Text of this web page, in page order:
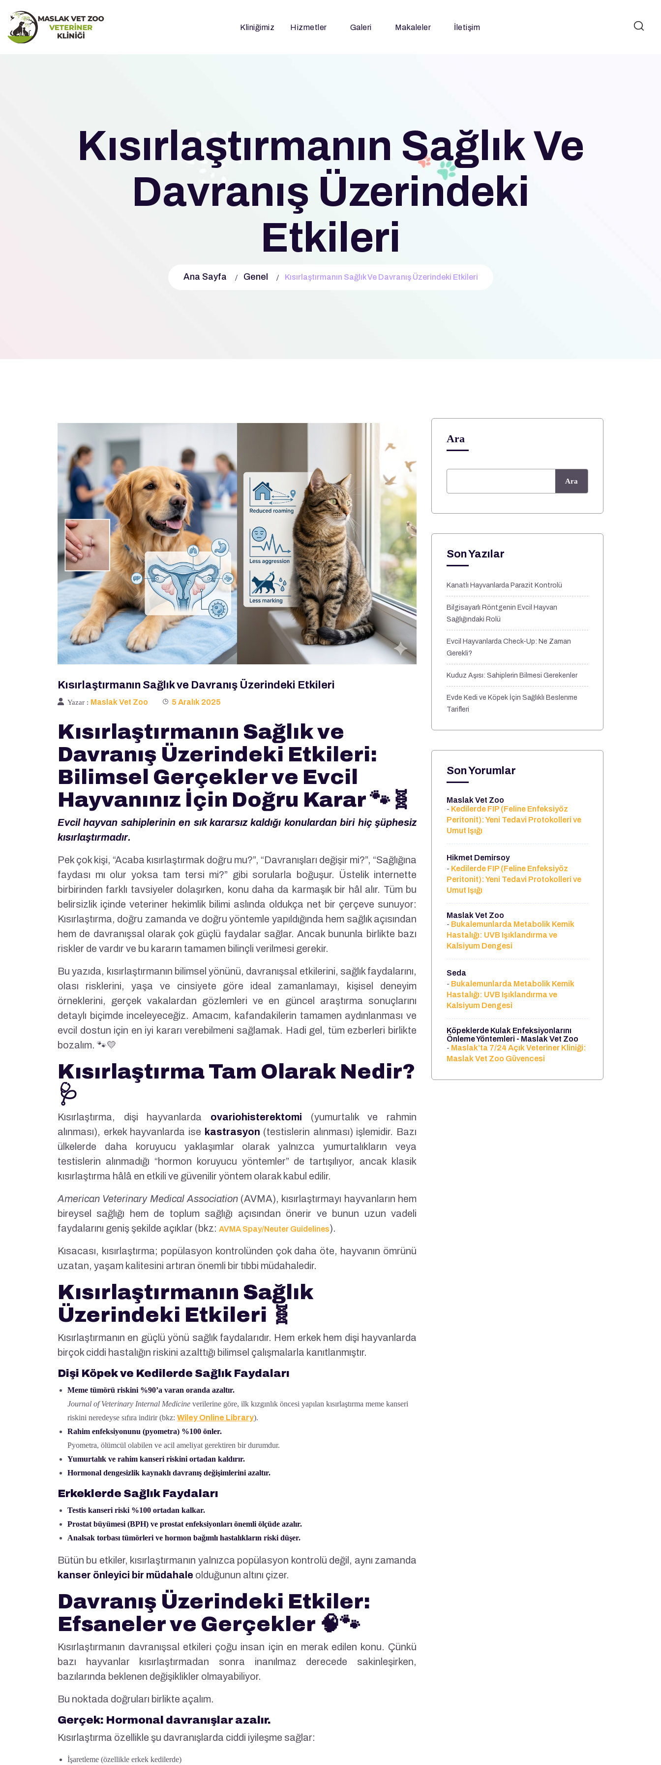
Kliniğimiz Hizmetler Galeri Makaleler İletişim
Kısırlaştırmanın Sağlık Ve
Davranış Üzerindeki
Etkileri
Ana Sayfa Genel Kısırlaştırmanın Sağlık Ve Davranış Üzerindeki Etkileri
Kısırlaştırmanın Sağlık ve Davranış Üzerindeki Etkileri
Yazar : Maslak Vet Zoo 5 Aralık 2025
Kısırlaştırmanın Sağlık ve
Davranış Üzerindeki Etkileri:
Bilimsel Gerçekler ve Evcil
Hayvanınız İçin Doğru Karar 🐾🧬
Evcil hayvan sahiplerinin en sık kararsız kaldığı konulardan biri hiç şüphesiz
kısırlaştırmadır.
Pek çok kişi, “Acaba kısırlaştırmak doğru mu?”, “Davranışları değişir mi?”, “Sağlığına
faydası mı olur yoksa tam tersi mi?” gibi sorularla boğuşur. Üstelik internette
birbirinden farklı tavsiyeler dolaşırken, konu daha da karmaşık bir hâl alır. Tüm bu
belirsizlik içinde veteriner hekimlik bilimi aslında oldukça net bir çerçeve sunuyor:
Kısırlaştırma, doğru zamanda ve doğru yöntemle yapıldığında hem sağlık açısından
hem de davranışsal olarak çok güçlü faydalar sağlar. Ancak bununla birlikte bazı
riskler de vardır ve bu kararın tamamen bilinçli verilmesi gerekir.
Bu yazıda, kısırlaştırmanın bilimsel yönünü, davranışsal etkilerini, sağlık faydalarını,
olası risklerini, yaşa ve cinsiyete göre ideal zamanlamayı, kişisel deneyim
örneklerini, gerçek vakalardan gözlemleri ve en güncel araştırma sonuçlarını
detaylı biçimde inceleyeceğiz. Amacım, kafandakilerin tamamen aydınlanması ve
evcil dostun için en iyi kararı verebilmeni sağlamak. Hadi gel, tüm ezberleri birlikte
bozalım. 🐾💛
Kısırlaştırma Tam Olarak Nedir?
🩺
Kısırlaştırma, dişi hayvanlarda ovariohisterektomi (yumurtalık ve rahmin
alınması), erkek hayvanlarda ise kastrasyon (testislerin alınması) işlemidir. Bazı
ülkelerde daha koruyucu yaklaşımlar olarak yalnızca yumurtalıkların veya
testislerin alınmadığı “hormon koruyucu yöntemler” de tartışılıyor, ancak klasik
kısırlaştırma hâlâ en etkili ve güvenilir yöntem olarak kabul edilir.
American Veterinary Medical Association(AVMA), kısırlaştırmayı hayvanların hem
bireysel sağlığı hem de toplum sağlığı açısından önerir ve bunun uzun vadeli
faydalarını geniş şekilde açıklar (bkz: AVMA Spay/Neuter Guidelines).
Kısacası, kısırlaştırma; popülasyon kontrolünden çok daha öte, hayvanın ömrünü
uzatan, yaşam kalitesini artıran önemli bir tıbbi müdahaledir.
Kısırlaştırmanın Sağlık
Üzerindeki Etkileri 🧬
Kısırlaştırmanın en güçlü yönü sağlık faydalarıdır. Hem erkek hem dişi hayvanlarda
birçok ciddi hastalığın riskini azalttığı bilimsel çalışmalarla kanıtlanmıştır.
Dişi Köpek ve Kedilerde Sağlık Faydaları
Meme tümörü riskini %90’a varan oranda azaltır.
Journal of Veterinary Internal Medicine verilerine göre, ilk kızgınlık öncesi yapılan kısırlaştırma meme kanseri
riskini neredeyse sıfıra indirir (bkz: Wiley Online Library).
Rahim enfeksiyonunu (pyometra) %100 önler.
Pyometra, ölümcül olabilen ve acil ameliyat gerektiren bir durumdur.
Yumurtalık ve rahim kanseri riskini ortadan kaldırır.
Hormonal dengesizlik kaynaklı davranış değişimlerini azaltır.
Erkeklerde Sağlık Faydaları
Testis kanseri riski %100 ortadan kalkar.
Prostat büyümesi (BPH) ve prostat enfeksiyonları önemli ölçüde azalır.
Analsak torbası tümörleri ve hormon bağımlı hastalıkların riski düşer.
Bütün bu etkiler, kısırlaştırmanın yalnızca popülasyon kontrolü değil, aynı zamanda
kanser önleyici bir müdahale olduğunun altını çizer.
Davranış Üzerindeki Etkiler:
Efsaneler ve Gerçekler 🧠🐾
Kısırlaştırmanın davranışsal etkileri çoğu insan için en merak edilen konu. Çünkü
bazı hayvanlar kısırlaştırmadan sonra inanılmaz derecede sakinleşirken,
bazılarında beklenen değişiklikler olmayabiliyor.
Bu noktada doğruları birlikte açalım.
Gerçek: Hormonal davranışlar azalır.
Kısırlaştırma özellikle şu davranışlarda ciddi iyileşme sağlar:
İşaretleme (özellikle erkek kedilerde)
Ara
Ara
Son Yazılar
Kanatlı Hayvanlarda Parazit Kontrolü
Bilgisayarlı Röntgenin Evcil Hayvan
Sağlığındaki Rolü
Evcil Hayvanlarda Check-Up: Ne Zaman
Gerekli?
Kuduz Aşısı: Sahiplerin Bilmesi Gerekenler
Evde Kedi ve Köpek İçin Sağlıklı Beslenme
Tarifleri
Son Yorumlar
Maslak Vet Zoo
- Kedilerde FIP (Feline Enfeksiyöz
Peritonit): Yeni Tedavi Protokolleri ve
Umut Işığı
Hikmet Demirsoy
- Kedilerde FIP (Feline Enfeksiyöz
Peritonit): Yeni Tedavi Protokolleri ve
Umut Işığı
Maslak Vet Zoo
- Bukalemunlarda Metabolik Kemik
Hastalığı: UVB Işıklandırma ve
Kalsiyum Dengesi
Seda
- Bukalemunlarda Metabolik Kemik
Hastalığı: UVB Işıklandırma ve
Kalsiyum Dengesi
Köpeklerde Kulak Enfeksiyonlarını
Önleme Yöntemleri - Maslak Vet Zoo
- Maslak’ta 7/24 Açık Veteriner Kliniği:
Maslak Vet Zoo Güvencesi